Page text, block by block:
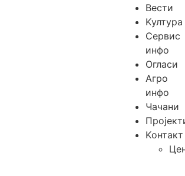
Вести
Kултура
Сервис
инфо
Огласи
Агро
инфо
Чачани
Kонтакт